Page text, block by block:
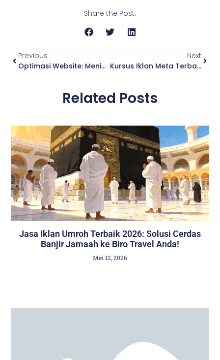
Share the Post:
Previous
Optimasi Website: Meningkatkan Konversi Melalui User Experience (UX)
Next
Kursus Iklan Meta Terbaik 2026: Strategi Jitu Tingkatkan Penjualan 10x Lipat!
Related Posts
Jasa Iklan Umroh Terbaik 2026: Solusi Cerdas
Banjir Jamaah ke Biro Travel Anda!
Mei 12, 2026